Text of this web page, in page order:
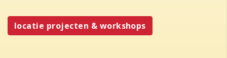
locatie projecten & workshops